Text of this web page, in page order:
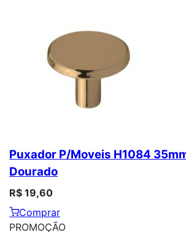
Puxador P/Moveis H1084
Dourado
R$ 19,60
Comprar
PROMOÇÃO